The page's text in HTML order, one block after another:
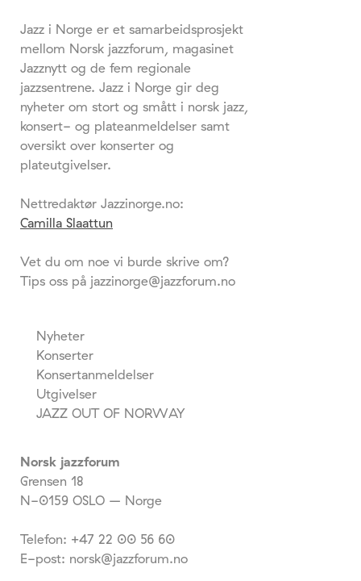
Jazz i Norge er et samarbeidsprosjekt
mellom Norsk jazzforum, magasinet
Jazznytt og de fem regionale
jazzsentrene. Jazz i Norge gir deg
nyheter om stort og smått i norsk jazz,
konsert- og plateanmeldelser samt
oversikt over konserter og
plateutgivelser.
Nettredaktør Jazzinorge.no:
Camilla Slaattun
Vet du om noe vi burde skrive om?
Tips oss på jazzinorge@jazzforum.no
Nyheter
Konserter
Konsertanmeldelser
Utgivelser
JAZZ OUT OF NORWAY
Norsk jazzforum
Grensen 18
N-0159 OSLO – Norge
Telefon: +47 22 00 56 60
E-post: norsk@jazzforum.no